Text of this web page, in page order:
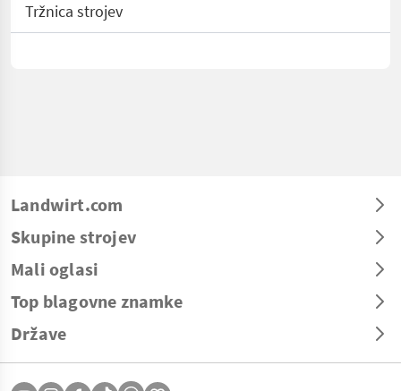
Tržnica strojev
Landwirt.com
Skupine strojev
Mali oglasi
Top blagovne znamke
Države